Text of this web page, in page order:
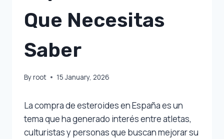
Que Necesitas
Saber
Byroot 15 January, 2026
La compra de esteroides en España es un
tema que ha generado interés entre atletas,
culturistas y personas que buscan mejorar su